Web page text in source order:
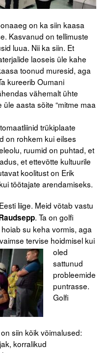
on ka siin kaasa
Kasvanud on tellimuste
luua. Nii ka siin. Et
laoseis üle kahe
toonud muresid, aga
kureerib Oumani
vähemalt ühte
aasta sõite “mitme maa
trükiplaate
on rohkem kui eilses
ruumid on puhtad, et
et ettevõtte kultuurile
koolitust on Erik
töötajate arendamiseks.
liige. Meid võtab vastu
. Ta on golfi
su keha vormis, aga
tervise hoidmisel kui
oled
sattunud
probleemide
puntrasse.
Golfi
siin kõik võimalused:
korralikud